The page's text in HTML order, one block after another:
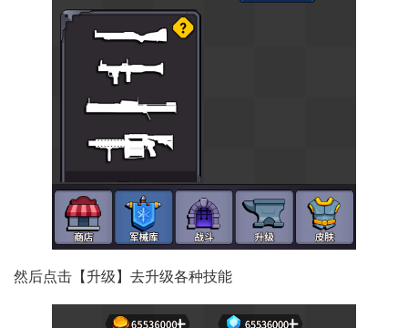
然后点击【升级】去升级各种技能